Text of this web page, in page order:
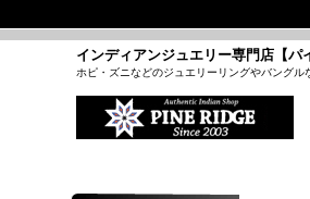
インディアンジュエリー専門店【パ
ホピ・ズニなどのジュエリーリングやバングル